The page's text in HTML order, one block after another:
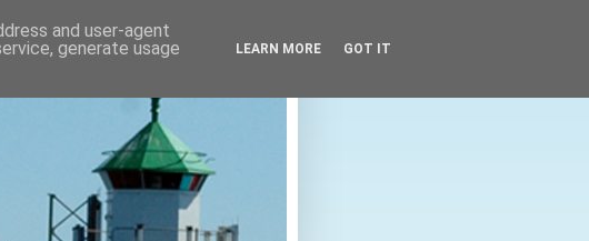
and user-agent
generate usage
LEARN MORE GOT IT